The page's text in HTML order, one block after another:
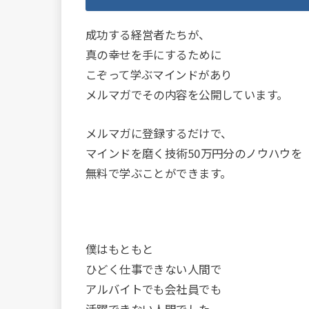
成功する経営者たちが、
真の幸せを手にするために
こぞって学ぶマインドがあり
メルマガでその内容を公開しています。
メルマガに登録するだけで、
マインドを磨く技術50万円分のノウハウを
無料で学ぶことができます。
僕はもともと
ひどく仕事できない人間で
アルバイトでも会社員でも